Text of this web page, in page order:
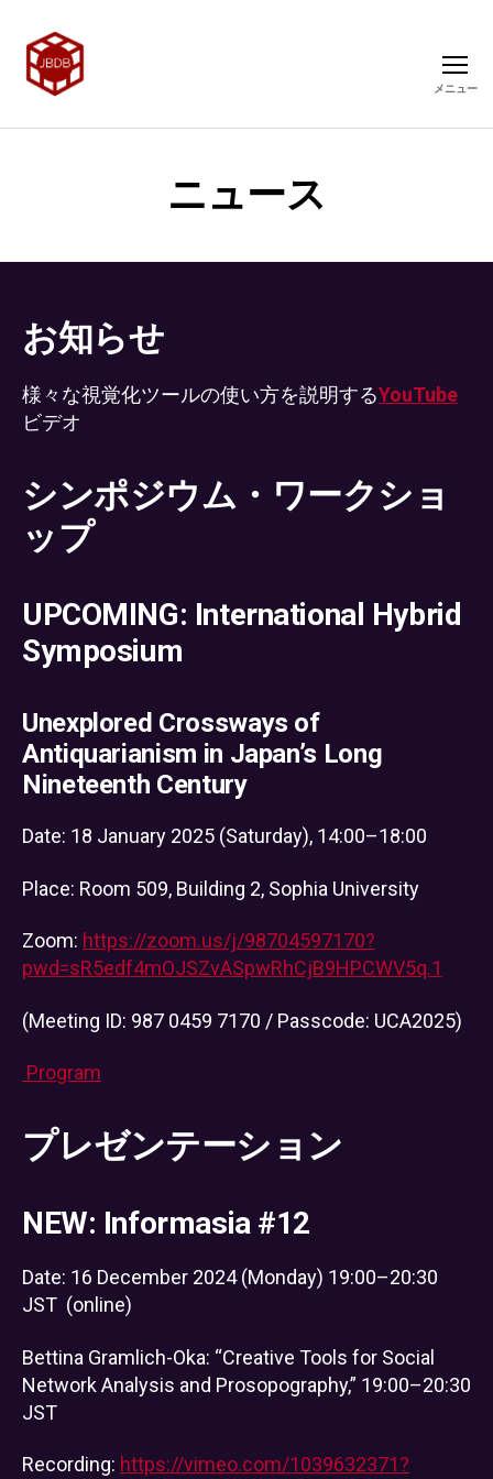
メニュー
ニュース
お知らせ
様々な視覚化ツールの使い方を説明するYouTube
ビデオ
シンポジウム・ワークショ
ップ
UPCOMING: International Hybrid
Symposium
Unexplored Crossways of
Antiquarianism in Japan’s Long
Nineteenth Century
Date: 18 January 2025 (Saturday), 14:00–18:00
Place: Room 509, Building 2, Sophia University
Zoom: https://zoom.us/j/98704597170?
pwd=sR5edf4mOJSZvASpwRhCjB9HPCWV5q.1
(Meeting ID: 987 0459 7170 / Passcode: UCA2025)
Program
プレゼンテーション
NEW: Informasia #12
Date: 16 December 2024 (Monday) 19:00–20:30
JST (online)
Bettina Gramlich-Oka: “Creative Tools for Social
Network Analysis and Prosopography,” 19:00–20:30
JST
Recording: https://vimeo.com/1039632371?